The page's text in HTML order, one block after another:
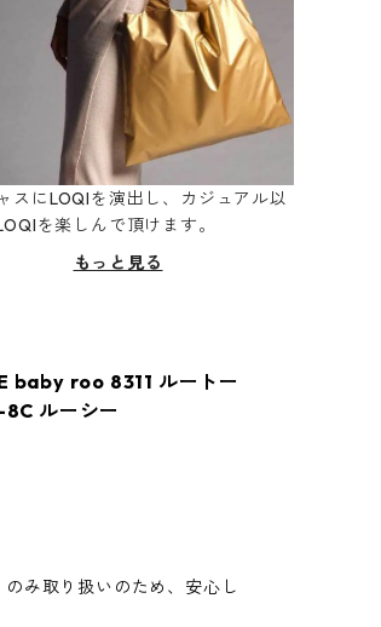
スにLOQIを演出し、カジュアル以
を楽しんで頂けます。
もっと見る
baby roo 8311 ルートー
ルーシー
み取り扱いのため、安心し